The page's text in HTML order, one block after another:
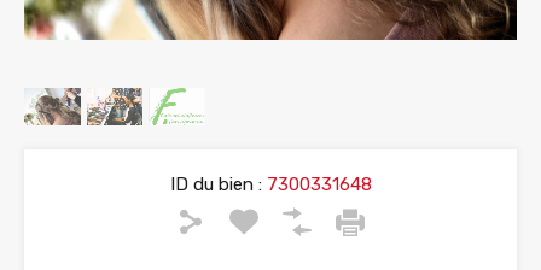
ID du bien :7300331648